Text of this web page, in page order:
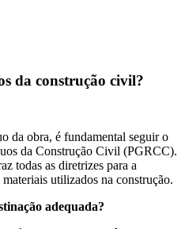
da construção civil?
da obra, é fundamental seguir o
da Construção Civil (PGRCC).
todas as diretrizes para a
utilizados na construção.
adequada?